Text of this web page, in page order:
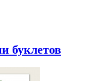
буклетов